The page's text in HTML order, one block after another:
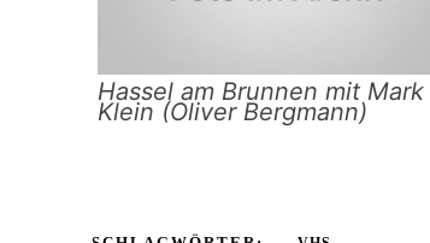
Hassel am Brunnen mit Mark
Klein (Oliver Bergmann)